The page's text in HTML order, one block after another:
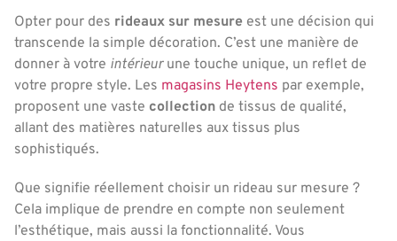
Opter pour des rideaux sur mesure est une décision qui
transcende la simple décoration. C’est une manière de
donner à votre intérieurune touche unique, un reflet de
votre propre style. Les magasins Heytens par exemple,
proposent une vaste collection de tissus de qualité,
allant des matières naturelles aux tissus plus
sophistiqués.
Que signifie réellement choisir un rideau sur mesure ?
Cela implique de prendre en compte non seulement
l’esthétique, mais aussi la fonctionnalité. Vous